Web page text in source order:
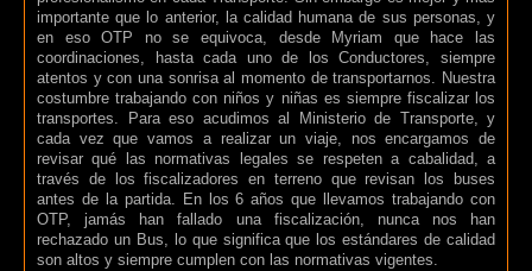
importante que lo anterior, la calidad humana de sus personas, y
en eso OTP no se equivoca, desde Myriam que hace las
coordinaciones, hasta cada uno de los Conductores, siempre
atentos y con una sonrisa al momento de transportarnos. Nuestra
costumbre trabajando con niños y niñas es siempre fiscalizar los
transportes. Para eso acudimos al Ministerio de Transporte, y
cada vez que vamos a realizar un viaje, nos encargamos de
revisar qué las normativas legales se respeten a cabalidad, a
través de los fiscalizadores en terreno que revisan los buses
antes de la partida. En los 6 años que llevamos trabajando con
OTP, jamás han fallado una fiscalización, nunca nos han
rechazado un Bus, lo que significa que los estándares de calidad
son altos y siempre cumplen con las normativas vigentes.